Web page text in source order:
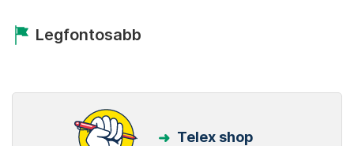
Legfontosabb
Telex shop